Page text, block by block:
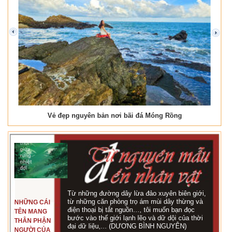
Vẻ đẹp nguyên bản nơi bãi đá Móng Rồng
prev next
NHỮNG CÁI
TÊN MANG
THÂN PHẬN
NGƯỜI CỦA
Từ những đường dây lừa đảo xuyên biên giới,
từ những căn phòng trọ ám mùi dây thừng và
điện thoại bị tắt nguồn…, tôi muốn bạn đọc
bước vào thế giới lạnh lẽo và dữ dội của thời
đại dữ liệu,... (DƯƠNG BÌNH NGUYÊN)